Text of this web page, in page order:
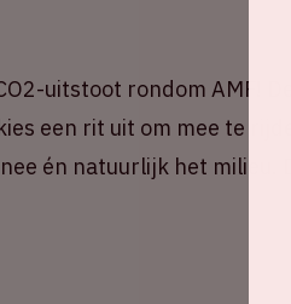
uitstoot rondom AMF!
een rit uit om mee te
én natuurlijk het milieu.